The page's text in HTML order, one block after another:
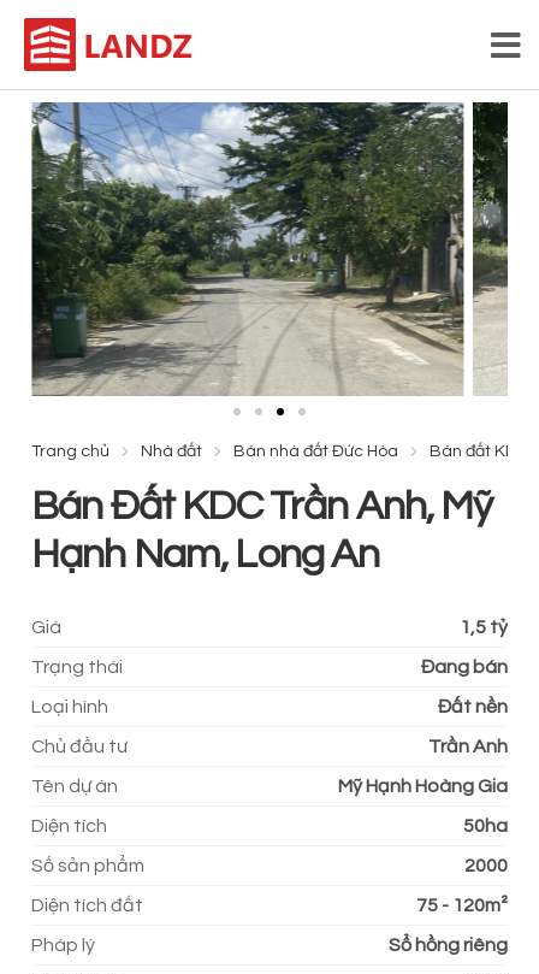
Trang chủ Nhà đất Bán nhà đất Đức Hòa Bán đất KDC
Bán Đất KDC Trần Anh, Mỹ
Hạnh Nam, Long An
Giá 1,5 tỷ
Trạng thái Đang bán
Loại hình Đất nền
Chủ đầu tư Trần Anh
Tên dự án Mỹ Hạnh Hoàng Gia
Diện tích 50ha
Số sản phẩm 2000
Diện tích đất 75 - 120m²
Pháp lý Sổ hồng riêng